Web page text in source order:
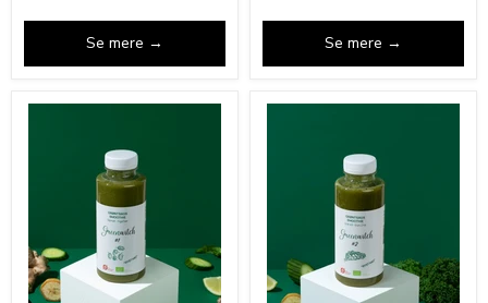
Se mere → Se mere →